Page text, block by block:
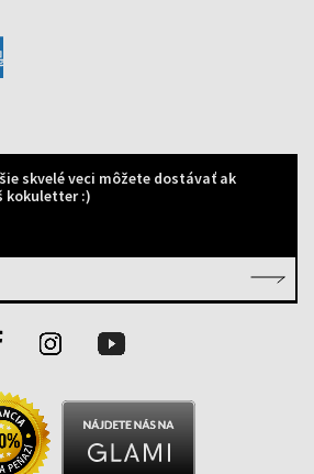
skvelé veci môžete dostávať ak
kokuletter :)